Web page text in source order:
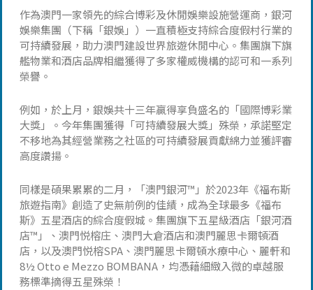
作為澳門一家領先的綜合博彩及休閒娛樂設施營運商，銀河
娛樂集團（下稱「銀娛」）一直積極支持綜合度假村行業的
可持續發展，助力澳門建設世界旅遊休閒中心。集團旗下旗
艦物業和酒店品牌相繼獲得了多家權威機構的認可和一系列
榮譽。
例如，於上月，銀娛共十三年贏得享負盛名的「國際博彩業
大獎」。今年集團獲得「可持續發展大獎」殊榮，承諾堅定
不移地為其經營業務之社區的可持續發展貢獻綿力並獲評審
高度讚揚。
同樣是碩果累累的二月，「澳門銀河™」於2023年《福布斯
旅遊指南》創造了史無前例的佳績，成為全球最多《福布
斯》五星酒店的綜合度假城。集團旗下五星級酒店「銀河酒
店™」、澳門悦榕庄、澳門大倉酒店和澳門麗思卡爾頓酒
店，以及澳門悦榕SPA、澳門麗思卡爾頓水療中心、麗軒和
8½ Otto e Mezzo BOMBANA，均憑藉細緻入微的卓越服
務標準摘得五星殊榮！